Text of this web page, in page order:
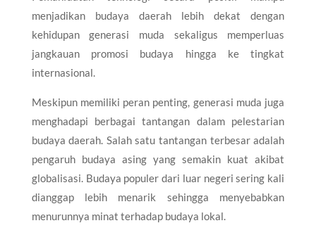
menjadikan budaya daerah lebih dekat dengan
kehidupan generasi muda sekaligus memperluas
jangkauan promosi budaya hingga ke tingkat
internasional.
Meskipun memiliki peran penting, generasi muda juga
menghadapi berbagai tantangan dalam pelestarian
budaya daerah. Salah satu tantangan terbesar adalah
pengaruh budaya asing yang semakin kuat akibat
globalisasi. Budaya populer dari luar negeri sering kali
dianggap lebih menarik sehingga menyebabkan
menurunnya minat terhadap budaya lokal.